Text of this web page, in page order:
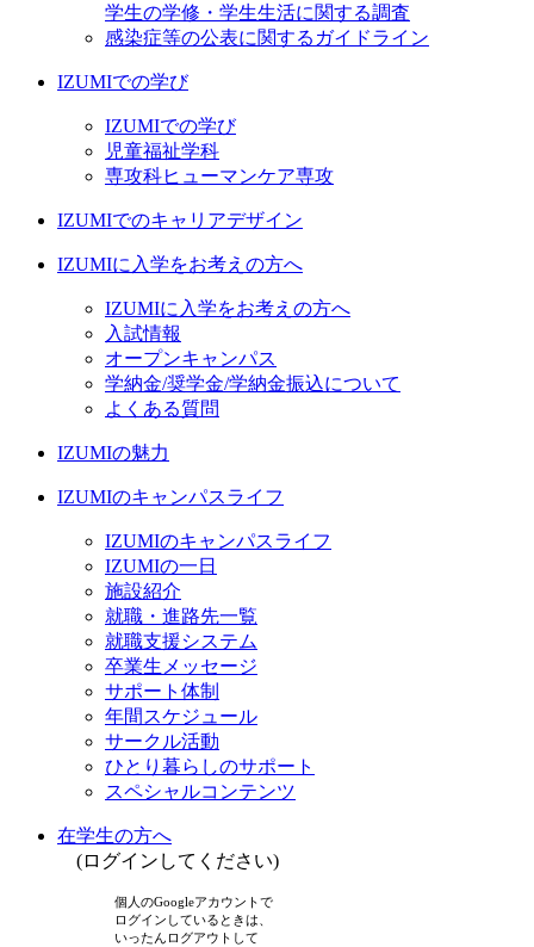
学生の学修・学生生活に関する調査
感染症等の公表に関するガイドライン
IZUMIでの学び
IZUMIでの学び
児童福祉学科
専攻科ヒューマンケア専攻
IZUMIでのキャリアデザイン
IZUMIに入学をお考えの方へ
IZUMIに入学をお考えの方へ
入試情報
オープンキャンパス
学納金/奨学金/学納金振込について
よくある質問
IZUMIの魅力
IZUMIのキャンパスライフ
IZUMIのキャンパスライフ
IZUMIの一日
施設紹介
就職・進路先一覧
就職支援システム
卒業生メッセージ
サポート体制
年間スケジュール
サークル活動
ひとり暮らしのサポート
スペシャルコンテンツ
在学生の方へ
(ログインしてください)
個人のGoogleアカウントで
ログインしているときは、
いったんログアウトして